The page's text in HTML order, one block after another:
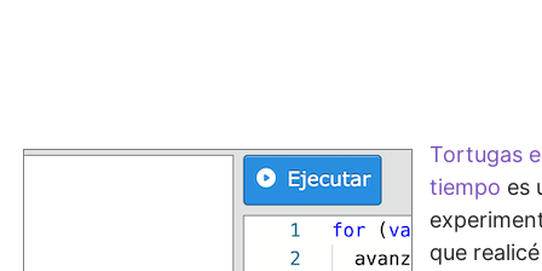
Tortugas
tiempo es
que realicé